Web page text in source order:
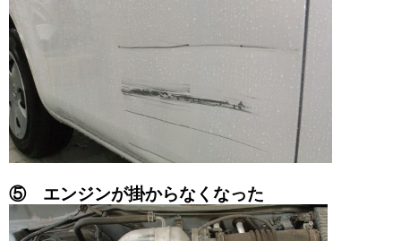
⑤ エンジンが掛からなくなった